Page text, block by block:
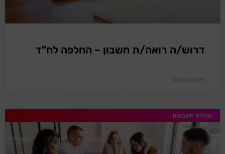
דרוש/ה רואה/ת חשבון – החלפה לח"ד
19/06/2023
הנהלת חשבונות